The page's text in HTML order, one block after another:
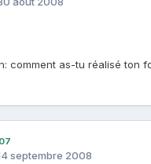
comment as-tu réalisé ton
septembre 2008